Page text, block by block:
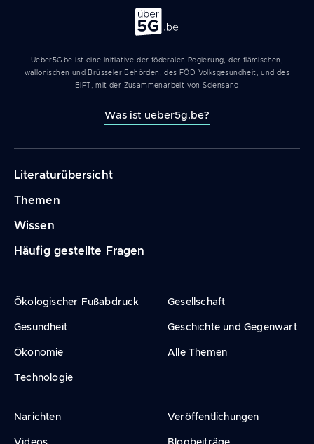
Über 5G
Ueber5G.be ist eine Initiative der föderalen Regierung, der flämischen,
wallonischen und Brüsseler Behörden, des FÖD Volksgesundheit, und des
BIPT, mit der Zusammenarbeit von Sciensano
Was ist ueber5g.be?
principale
Literaturübersicht
Themen
Wissen
Häufig gestellte Fragen
Ökologischer Fußabdruck
Gesundheit
Ökonomie
Technologie
Gesellschaft
Geschichte und Gegenwart
Alle Themen
Narichten
Veröffentlichungen